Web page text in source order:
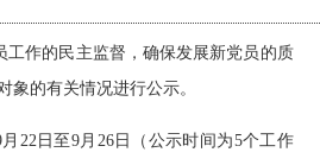
工作的民主监督，确保发展新党员的质
象的有关情况进行公示。
月 22 日至 9月 26日（公示时间为5个工作